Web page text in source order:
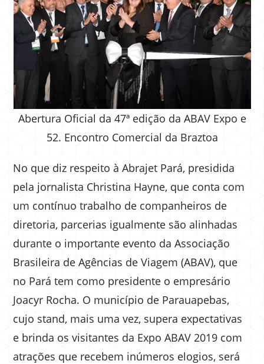
Abertura Oficial da 47ª edição da ABAV Expo e
52. Encontro Comercial da Braztoa
No que diz respeito à Abrajet Pará, presidida
pela jornalista Christina Hayne, que conta com
um contínuo trabalho de companheiros de
diretoria, parcerias igualmente são alinhadas
durante o importante evento da Associação
Brasileira de Agências de Viagem (ABAV), que
no Pará tem como presidente o empresário
Joacyr Rocha. O município de Parauapebas,
cujo stand, mais uma vez, supera expectativas
e brinda os visitantes da Expo ABAV 2019 com
atrações que recebem inúmeros elogios, será